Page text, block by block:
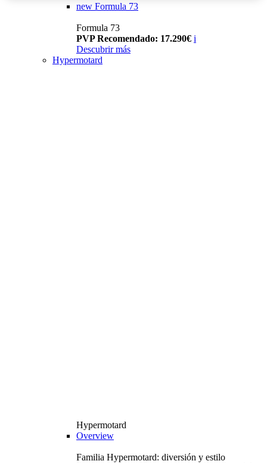
new Formula 73
Formula 73
PVP Recomendado: 17.290€ i
Descubrir más
Hypermotard
Hypermotard
Overview
Familia Hypermotard: diversión y estilo